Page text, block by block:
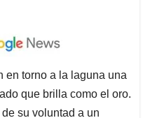
en torno a la laguna una
que brilla como el oro.
su voluntad a un